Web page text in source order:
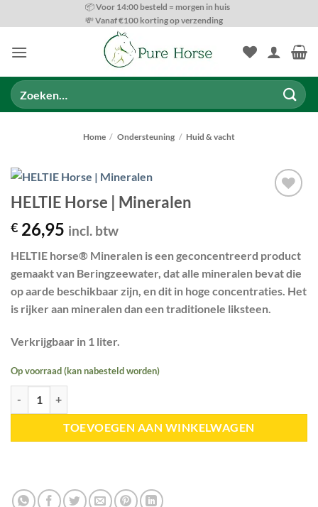
naar
📦 Voor 14:00 besteld = morgen in huis
💸 Vanaf €100 korting op verzending
Zoeken
naar:
Home / Ondersteuning / Huid & vacht
HELTIE Horse | Mineralen
€ 26,95 incl. btw
HELTIE horse® Mineralen is een geconcentreerd product
gemaakt van Beringzeewater, dat alle mineralen bevat die
op aarde beschikbaar zijn, en dit in hoge concentraties. Het
is rijker aan mineralen dan een traditionele liksteen.
Verkrijgbaar in 1 liter.
Op voorraad (kan nabesteld worden)
TOEVOEGEN AAN WINKELWAGEN